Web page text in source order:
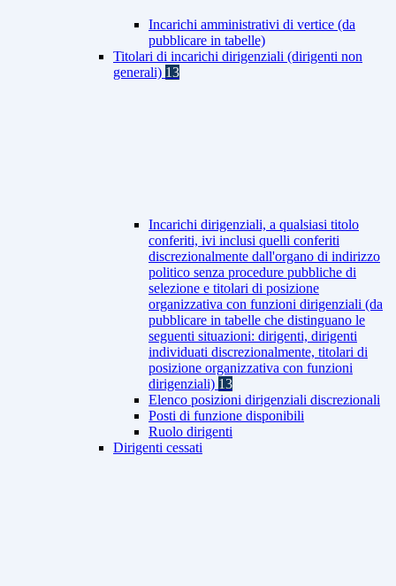
Incarichi amministrativi di vertice (da
pubblicare in tabelle)
Titolari di incarichi dirigenziali (dirigenti non
generali) 13
Incarichi dirigenziali, a qualsiasi titolo
conferiti, ivi inclusi quelli conferiti
discrezionalmente dall'organo di indirizzo
politico senza procedure pubbliche di
selezione e titolari di posizione
organizzativa con funzioni dirigenziali (da
pubblicare in tabelle che distinguano le
seguenti situazioni: dirigenti, dirigenti
individuati discrezionalmente, titolari di
posizione organizzativa con funzioni
dirigenziali) 13
Elenco posizioni dirigenziali discrezionali
Posti di funzione disponibili
Ruolo dirigenti
Dirigenti cessati